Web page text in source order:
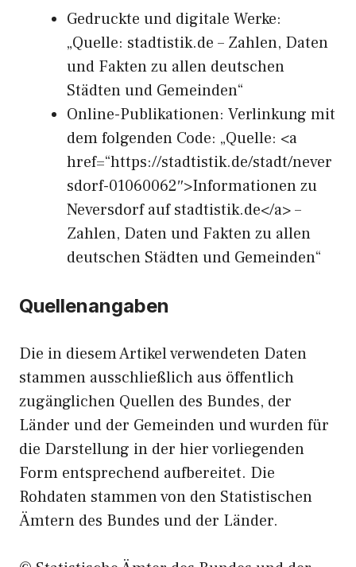
Gedruckte und digitale Werke:
„Quelle: stadtistik.de – Zahlen, Daten
und Fakten zu allen deutschen
Städten und Gemeinden“
Online-Publikationen: Verlinkung mit
dem folgenden Code: „Quelle: <a
href=“https://stadtistik.de/stadt/never
sdorf-01060062″>Informationen zu
Neversdorf auf stadtistik.de</a> –
Zahlen, Daten und Fakten zu allen
deutschen Städten und Gemeinden“
Quellenangaben
Die in diesem Artikel verwendeten Daten
stammen ausschließlich aus öffentlich
zugänglichen Quellen des Bundes, der
Länder und der Gemeinden und wurden für
die Darstellung in der hier vorliegenden
Form entsprechend aufbereitet. Die
Rohdaten stammen von den Statistischen
Ämtern des Bundes und der Länder.